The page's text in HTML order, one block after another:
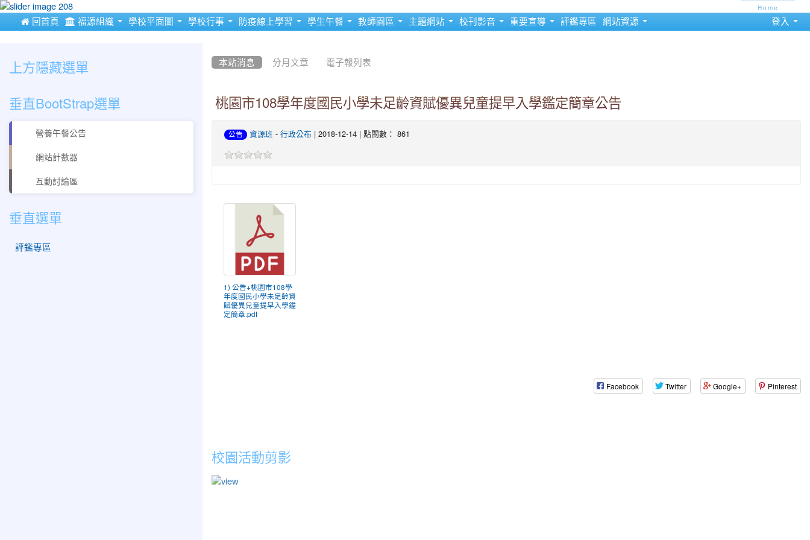
 回首頁 福源組織 學校平面圖 學校行事 防疫線上學習 學生午餐 教師園區 主題網站 校刊影音 重要宣導 評鑑專區 網站資源 登入
本站消息 分月文章 電子報列表
桃園市108學年度國民小學未足齡資賦優異兒童提早入學鑑定簡章公告
公告 資源班 - 行政公布 | 2018-12-14 | 點閱數： 861
1) 公告+桃園市108學
年度國民小學未足齡資
賦優異兒童提早入學鑑
定簡章.pdf
Facebook Twitter Google+ Pinterest
校園活動剪影
上方隱藏選單
Home
垂直BootStrap選單
營養午餐公告
網站計數器
互動討論區
垂直選單
評鑑專區